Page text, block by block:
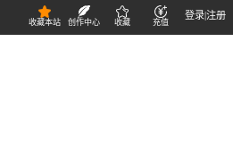
收藏本站 创作中心 收藏 充值
登录|注册